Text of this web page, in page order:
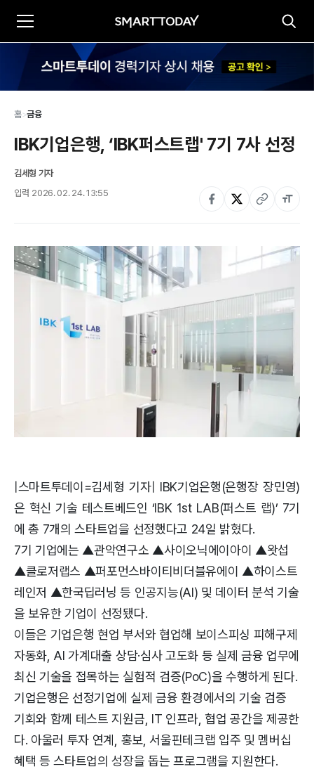
홈>금융
IBK기업은행, ‘IBK퍼스트랩' 7기 7사 선정
김세형 기자
입력 2026. 02. 24. 13:55
|스마트투데이=김세형 기자| IBK기업은행(은행장 장민영)
은 혁신 기술 테스트베드인 ‘IBK 1st LAB(퍼스트 랩)’ 7기
에 총 7개의 스타트업을 선정했다고 24일 밝혔다.
7기 기업에는 ▲관악연구소 ▲사이오닉에이아이 ▲왓섭
▲클로저랩스 ▲퍼포먼스바이티비더블유에이 ▲하이스트
레인저 ▲한국딥러닝 등 인공지능(AI) 및 데이터 분석 기술
을 보유한 기업이 선정됐다.
이들은 기업은행 현업 부서와 협업해 보이스피싱 피해구제
자동화, AI 가계대출 상담·심사 고도화 등 실제 금융 업무에
최신 기술을 접목하는 실험적 검증(PoC)을 수행하게 된다.
기업은행은 선정기업에 실제 금융 환경에서의 기술 검증
기회와 함께 테스트 지원금, IT 인프라, 협업 공간을 제공한
다. 아울러 투자 연계, 홍보, 서울핀테크랩 입주 및 멤버십
혜택 등 스타트업의 성장을 돕는 프로그램을 지원한다.